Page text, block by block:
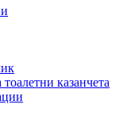
казанчета